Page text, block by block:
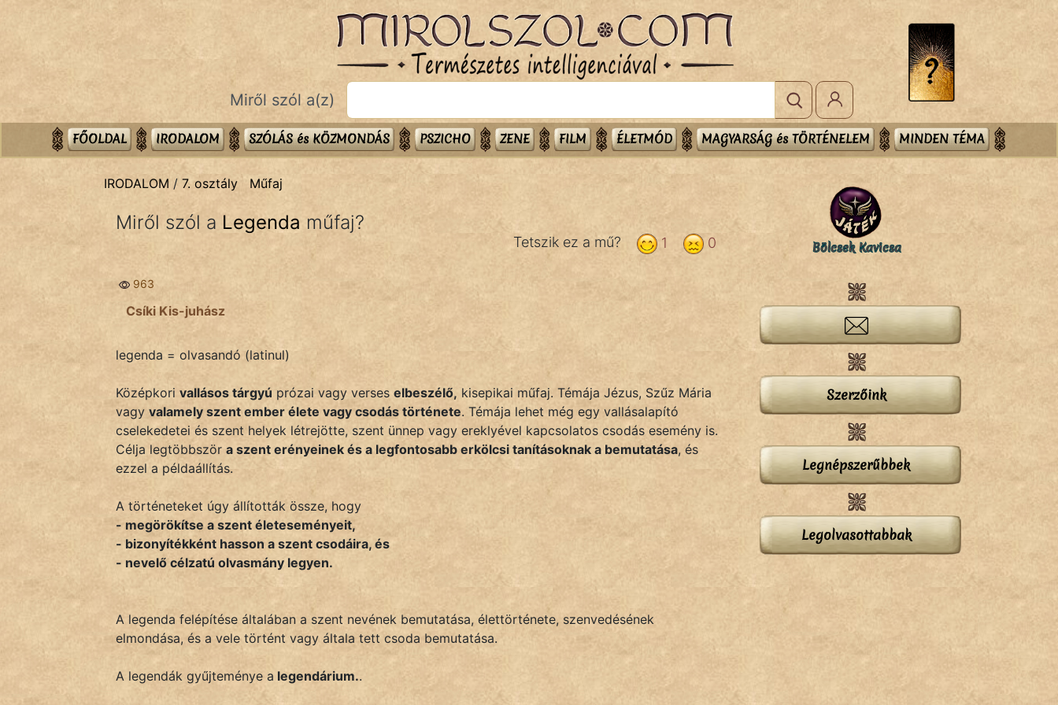
Dráma
Eposz
Kötelező
Monda
Regény
Vers
Miről szól a(z)
FŐOLDAL IRODALOM SZÓLÁS és KÖZMONDÁS PSZICHO ZENE FILM ÉLETMÓD MAGYARSÁG és TÖRTÉNELEM MINDEN TÉMA
IRODALOM / 7. osztály Műfaj
Miről szól a Legenda műfaj?
0
1
Tetszik ez a mű?
963
Csíki Kis-juhász
legenda = olvasandó (latinul)
Középkori vallásos tárgyú prózai vagy verses elbeszélő, kisepikai műfaj. Témája Jézus, Szűz Mária
vagy valamely szent ember élete vagy csodás története. Témája lehet még egy vallásalapító
cselekedetei és szent helyek létrejötte, szent ünnep vagy ereklyével kapcsolatos csodás esemény is.
Célja legtöbbször a szent erényeinek és a legfontosabb erkölcsi tanításoknak a bemutatása, és
ezzel a példaállítás.
A történeteket úgy állították össze, hogy
- megörökítse a szent életeseményeit,
- bizonyítékként hasson a szent csodáira, és
- nevelő célzatú olvasmány legyen.
A legenda felépítése általában a szent nevének bemutatása, élettörténete, szenvedésének
elmondása, és a vele történt vagy általa tett csoda bemutatása.
A legendák gyűjteménye a legendárium..
Bölcsek Kavicsa
Szerzőink
Legnépszerűbbek
Legolvasottabbak